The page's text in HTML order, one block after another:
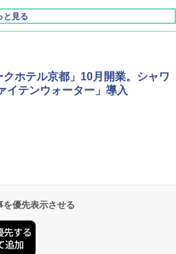
と見る
ホテル京都」10月開業。シャワ
イテンウォーター」導入
優先表示させる